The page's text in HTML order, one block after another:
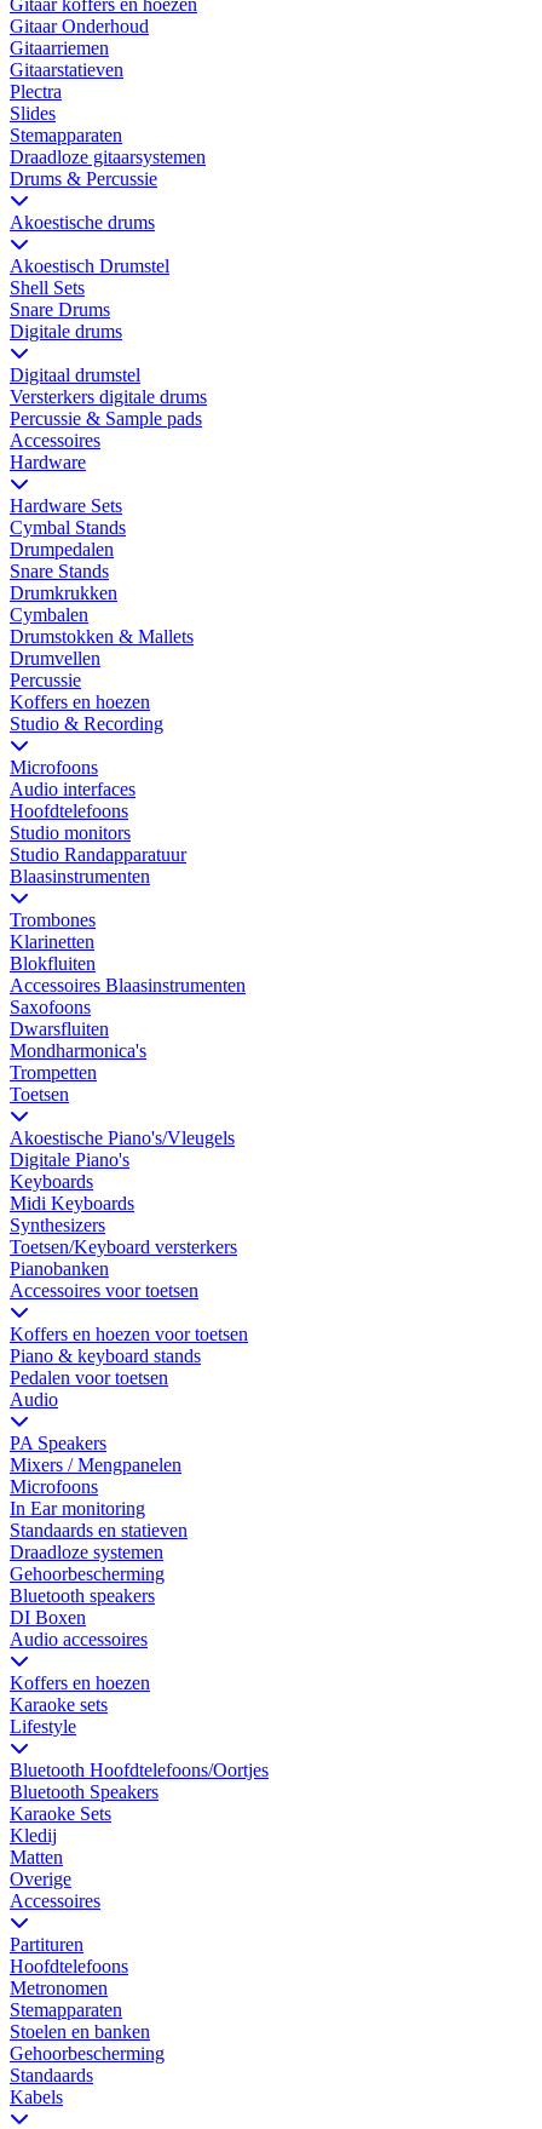
Gitaar koffers en hoezen
Gitaar Onderhoud
Gitaarriemen
Gitaarstatieven
Plectra
Slides
Stemapparaten
Draadloze gitaarsystemen
Drums & Percussie
Akoestische drums
Akoestisch Drumstel
Shell Sets
Snare Drums
Digitale drums
Digitaal drumstel
Versterkers digitale drums
Percussie & Sample pads
Accessoires
Hardware
Hardware Sets
Cymbal Stands
Drumpedalen
Snare Stands
Drumkrukken
Cymbalen
Drumstokken & Mallets
Drumvellen
Percussie
Koffers en hoezen
Studio & Recording
Microfoons
Audio interfaces
Hoofdtelefoons
Studio monitors
Studio Randapparatuur
Blaasinstrumenten
Trombones
Klarinetten
Blokfluiten
Accessoires Blaasinstrumenten
Saxofoons
Dwarsfluiten
Mondharmonica's
Trompetten
Toetsen
Akoestische Piano's/Vleugels
Digitale Piano's
Keyboards
Midi Keyboards
Synthesizers
Toetsen/Keyboard versterkers
Pianobanken
Accessoires voor toetsen
Koffers en hoezen voor toetsen
Piano & keyboard stands
Pedalen voor toetsen
Audio
PA Speakers
Mixers / Mengpanelen
Microfoons
In Ear monitoring
Standaards en statieven
Draadloze systemen
Gehoorbescherming
Bluetooth speakers
DI Boxen
Audio accessoires
Koffers en hoezen
Karaoke sets
Lifestyle
Bluetooth Hoofdtelefoons/Oortjes
Bluetooth Speakers
Karaoke Sets
Kledij
Matten
Overige
Accessoires
Partituren
Hoofdtelefoons
Metronomen
Stemapparaten
Stoelen en banken
Gehoorbescherming
Standaards
Kabels